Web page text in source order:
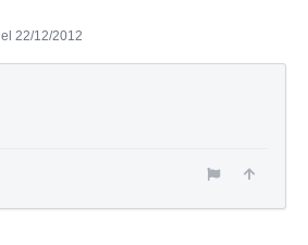
el 22/12/2012